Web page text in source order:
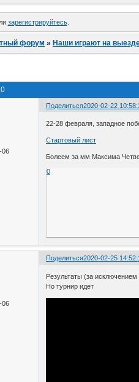
зарегистрируйтесь.
форум »Наши играют на
Поделиться2020-02-22
06
22-28 февраля, западное
Стартовый лист
Болеем за мм Максима
0
Поделиться2020-02-25
06
Результаты (за
Но турнир идет